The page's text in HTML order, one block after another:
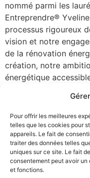
Pour offrir les meilleures
telles que les cookies pour
appareils. Le fait de
traiter des données telles
uniques sur ce site. Le fait
consentement peut avoir
et fonctions.
nommé parmi les
Entreprendre®
processus rigoureux
vision et notre
de la rénovation
création, notre
énergétique